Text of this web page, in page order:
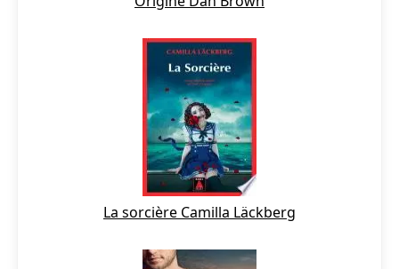
La sorcière Camilla Läckberg